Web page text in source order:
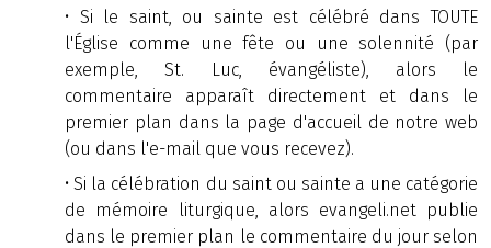
• Si le saint, ou sainte est célébré dans TOUTE
l'Église comme une fête ou une solennité (par
exemple, St. Luc, évangéliste), alors le
commentaire apparaît directement et dans le
premier plan dans la page d'accueil de notre web
(ou dans l'e-mail que vous recevez).
•Si la célébration du saint ou sainte a une catégorie
de mémoire liturgique, alors evangeli.net publie
dans le premier plan le commentaire du jour selon